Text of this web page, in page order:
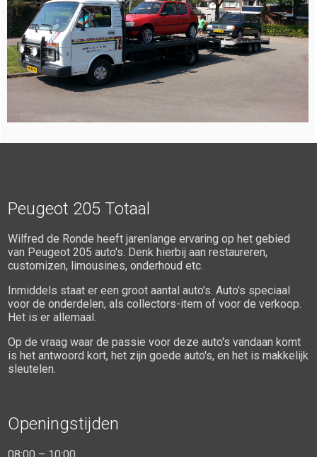
Peugeot 205 Totaal
Wilfred de Ronde heeft jarenlange ervaring op het gebied
van Peugeot 205 auto's. Denk hierbij aan restaureren,
customizen, limousines, onderhoud etc.
Inmiddels staat er een groot aantal auto's. Auto's speciaal
voor de onderdelen, als collectors-item of voor de verkoop.
Het is er allemaal.
Op de vraag waar de passie voor deze auto's vandaan komt
is het antwoord kort, het zijn goede auto's, en het is makkelijk
sleutelen.
Openingstijden